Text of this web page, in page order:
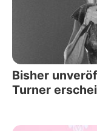
Bisher
Turner